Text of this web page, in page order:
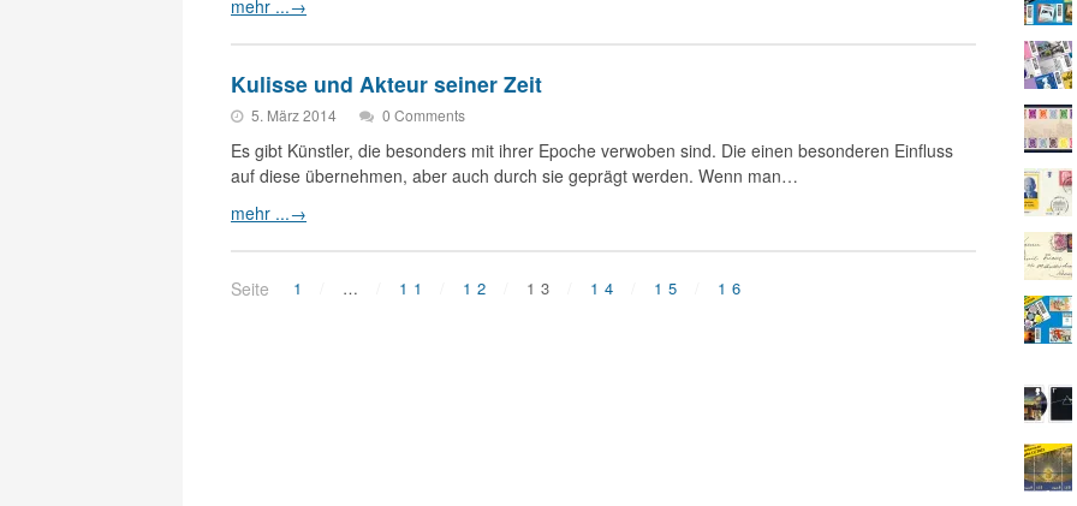
mehr ...→
Kulisse und Akteur seiner Zeit
5. März 2014 0 Comments
Es gibt Künstler, die besonders mit ihrer Epoche verwoben sind. Die einen besonderen Einfluss
auf diese übernehmen, aber auch durch sie geprägt werden. Wenn man…
mehr ...→
Seite 1 … 11 12 13 14 15 16